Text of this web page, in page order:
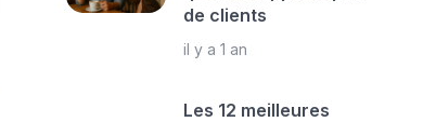
de clients
il y a 1 an
Les 12 meilleures